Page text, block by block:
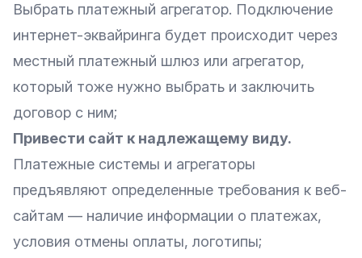
Выбрать платежный агрегатор. Подключение
интернет-эквайринга будет происходит через
местный платежный шлюз или агрегатор,
который тоже нужно выбрать и заключить
договор с ним;
Привести сайт к надлежащему виду.
Платежные системы и агрегаторы
предъявляют определенные требования к веб-
сайтам — наличие информации о платежах,
условия отмены оплаты, логотипы;